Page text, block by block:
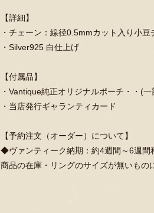
【詳細】
・チェーン：線径0.5mmカット入り小豆
・Silver925 白仕上げ
【付属品】
・Vantique純正オリジナルポーチ・・(
・当店発行ギャランティカード
【予約注文（オーダー）について】
◆ヴァンティーク納期：約4週間～6週間
商品の在庫・リングのサイズが無いも